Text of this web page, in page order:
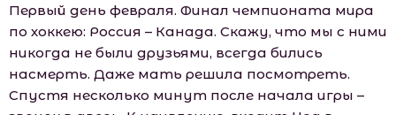
Первый день февраля. Финал чемпионата мира
по хоккею: Россия – Канада. Скажу, что мы с ними
никогда не были друзьями, всегда бились
насмерть. Даже мать решила посмотреть.
Спустя несколько минут после начала игры –